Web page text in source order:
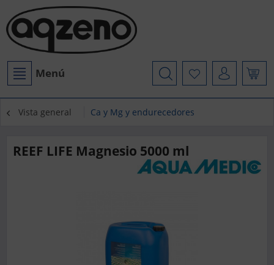
Menú
Vista general Ca y Mg y endurecedores
REEF LIFE Magnesio 5000 ml